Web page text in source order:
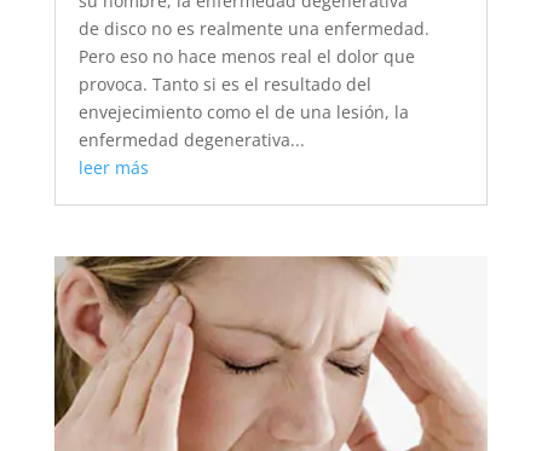
de disco no es realmente una enfermedad.
Pero eso no hace menos real el dolor que
provoca. Tanto si es el resultado del
envejecimiento como el de una lesión, la
enfermedad degenerativa...
leer más